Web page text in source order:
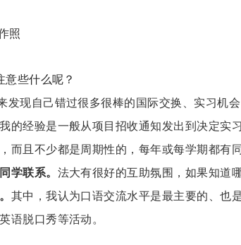
照
些什么呢？
发现自己错过很多很棒的国际交换、实习机
我的经验是一般从项目招收通知发出到决定实
而且不少都是周期性的，每年或每学期都有
学联系。 法大有很好的互助氛围，如果知道
其中，我认为口语交流水平是最主要的、也
语脱口秀等活动。